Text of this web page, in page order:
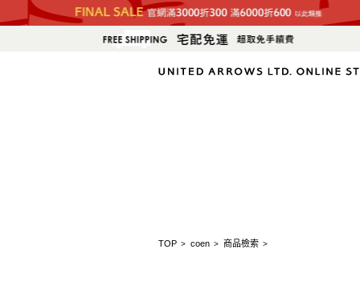
TOP > coen > 商品檢索 >